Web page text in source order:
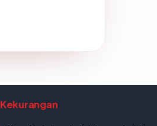
Kekurangan